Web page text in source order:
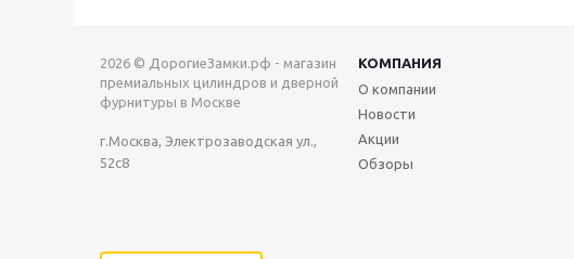
2026 © ДорогиеЗамки.рф - магазин
премиальных цилиндров и дверной
фурнитуры в Москве
г.Москва, Электрозаводская ул.,
52с8
КОМПАНИЯ
О компании
Новости
Акции
Обзоры